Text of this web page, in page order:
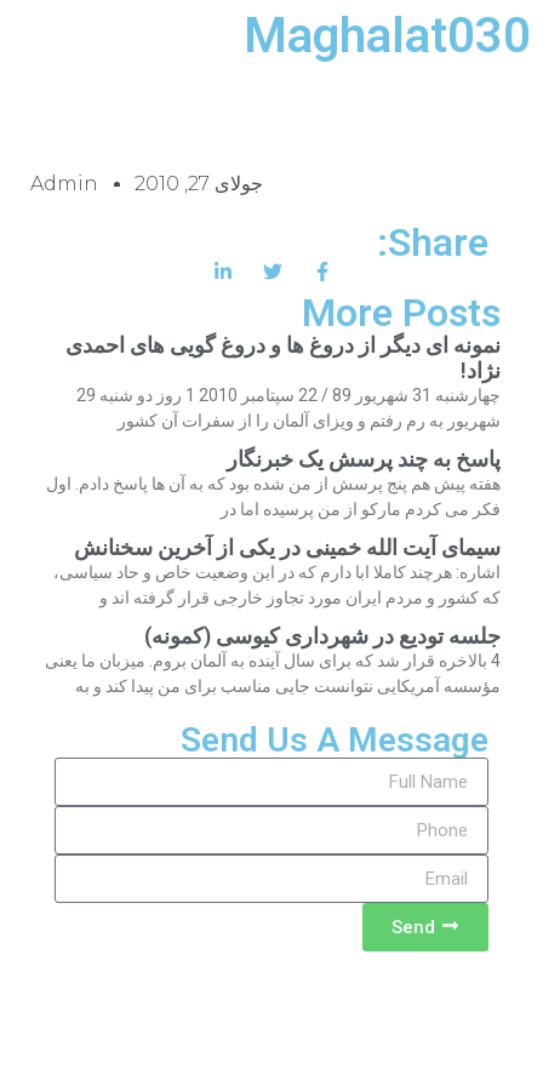
Maghalat030
جولای 27, 2010 Admin
Share:
More Posts
نمونه ای دیگر از دروغ ها و دروغ گویی های احمدی
نژاد!
چهارشنبه 31 شهریور 89 / 22 سپتامبر 2010 1 روز دو شنبه 29
شهریور به رم رفتم و ویزای آلمان را از سفرات آن کشور
پاسخ به چند پرسش یک خبرنگار
هفته پیش هم پنج پرسش از من شده بود که به آن ها پاسخ دادم. اول
فکر می کردم مارکو از من پرسیده اما در
سیمای آیت الله خمینی در یکی از آخرین سخنانش
اشاره: هرچند کاملا ابا دارم که در این وضعیت خاص و حاد سیاسی،
که کشور و مردم ایران مورد تجاوز خارجی قرار گرفته اند و
جلسه تودیع در شهرداری کیوسی (کمونه)
4 بالاخره قرار شد که برای سال آینده به آلمان بروم. میزبان ما یعنی
مؤسسه آمریکایی نتوانست جایی مناسب برای من پیدا کند و به
Send Us A Message
Send